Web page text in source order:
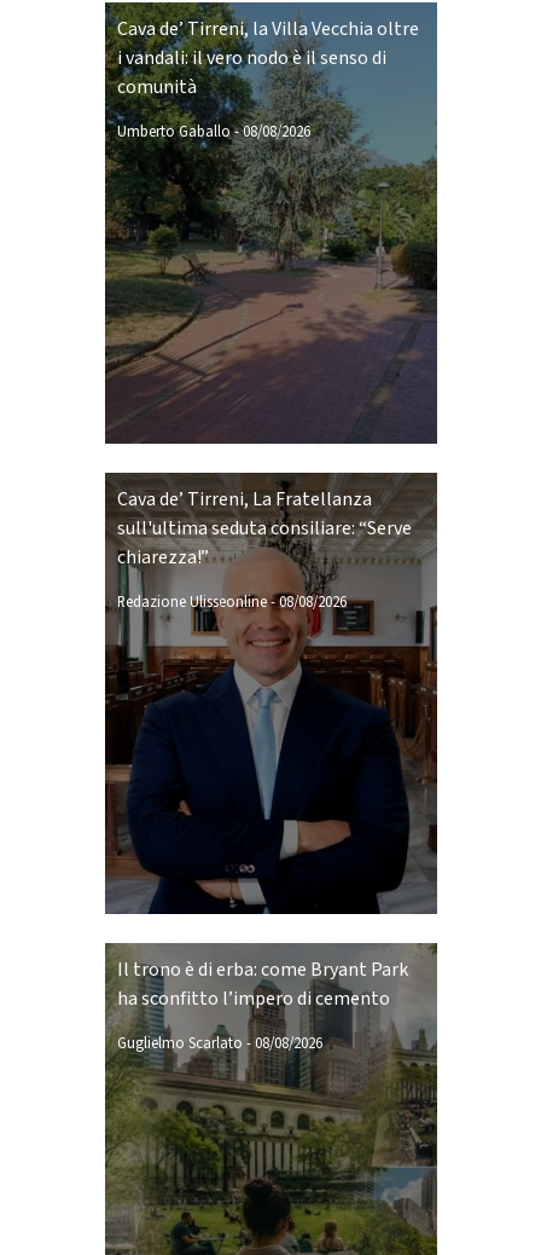
Cava de’ Tirreni, la Villa Vecchia oltre
i vandali: il vero nodo è il senso di
comunità
Umberto Gaballo-08/08/2026
Cava de’ Tirreni, La Fratellanza
sull'ultima seduta consiliare: “Serve
chiarezza!”
Redazione Ulisseonline-08/08/2026
Il trono è di erba: come Bryant Park
ha sconfitto l’impero di cemento
Guglielmo Scarlato -08/08/2026